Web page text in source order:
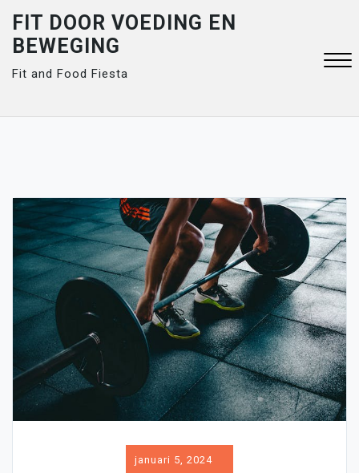
content
FIT DOOR VOEDING EN
BEWEGING
Fit and Food Fiesta
januari 5, 2024